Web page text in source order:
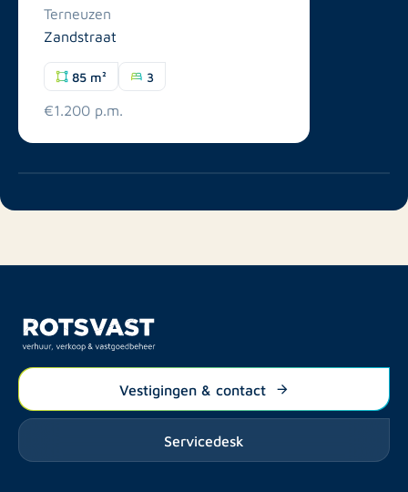
Terneuzen
Zandstraat
85 m² 3
€1.200 p.m.
Vestigingen & contact
Servicedesk